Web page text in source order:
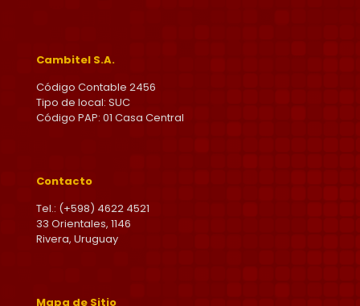
Cambitel S.A.
Código Contable 2456
Tipo de local: SUC
Código PAP: 01 Casa Central
Contacto
Tel.: (+598) 4622 4521
33 Orientales, 1146
Rivera, Uruguay
Mapa de Sitio